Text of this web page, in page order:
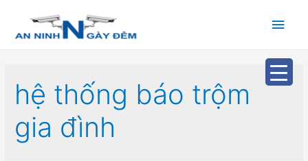
Main
hệ thống báo trộm
gia đình